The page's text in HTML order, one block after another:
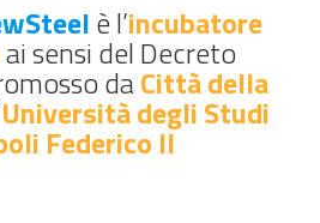
è l’incubatore
ai sensi del Decreto
daCittà della
Università degli Studi
Federico II